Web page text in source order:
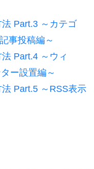
Part.3 ～カテゴ
事投稿編～
Part.4 ～ウィ
ー設置編～
Part.5 ～RSS表示